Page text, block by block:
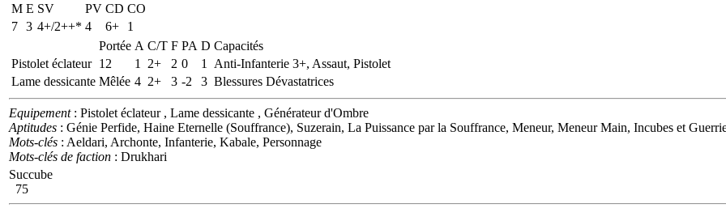
M E SV PV CD CO
7 3 4+/2++* 4 6+
1
Portée A C/T F PA D Capacités
Pistolet éclateur 12 1 2+ 2 0 1
Anti-Infanterie 3+, Assaut, Pistolet
Lame dessicante Mêlée 4 2+ 3 -2 3 Blessures Dévastatrices
Equipement: Pistolet éclateur , Lame dessicante , Générateur d'Ombre
Aptitudes : Génie Perfide, Haine Eternelle (Souffrance), Suzerain, La Puissance par la Souffrance, Meneur, Meneur Main, Incubes et
Mots-clés : Aeldari, Archonte, Infanterie, Kabale, Personnage
Mots-clés de faction : Drukhari
Succube
75